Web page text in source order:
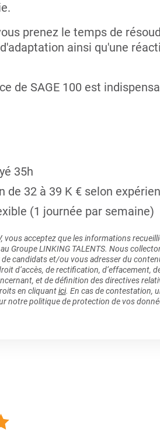
prenez le temps de
ainsi qu'une
de SAGE 100 est
35h
de 32 à 39 K € selon
(1 journée par semaine)
vous acceptez que les informations
Groupe LINKING TALENTS. Nous
candidats et/ou vous adresser du
d’accès, de rectification, d’effacement,
et de définition des directives
en cliquantici. En cas de contestation,
notre politique de protection de vos